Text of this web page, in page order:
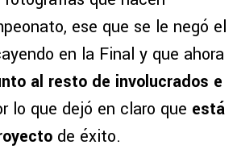
ese que se le negó el
en la Final y que ahora
al resto de involucrados e
lo que dejó en claro que está
de éxito.